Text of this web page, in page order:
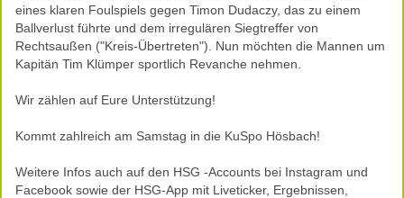
eines klaren Foulspiels gegen Timon Dudaczy, das zu einem
Ballverlust führte und dem irregulären Siegtreffer von
Rechtsaußen ("Kreis-Übertreten"). Nun möchten die Mannen um
Kapitän Tim Klümper sportlich Revanche nehmen.
Wir zählen auf Eure Unterstützung!
Kommt zahlreich am Samstag in die KuSpo Hösbach!
Weitere Infos auch auf den HSG -Accounts bei Instagram und
Facebook sowie der HSG-App mit Liveticker, Ergebnissen,